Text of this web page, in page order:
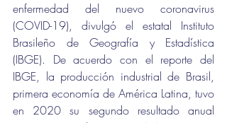
enfermedad del nuevo coronavirus
(COVID-19), divulgó el estatal Instituto
Brasileño de Geografía y Estadística
(IBGE). De acuerdo con el reporte del
IBGE, la producción industrial de Brasil,
primera economía de América Latina, tuvo
en 2020 su segundo resultado anual